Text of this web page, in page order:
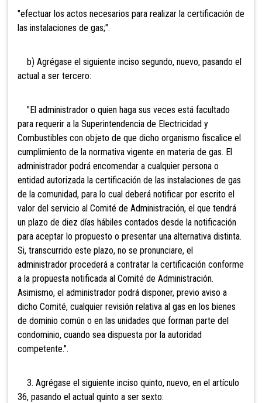
"efectuar los actos necesarios para realizar la certificación de
las instalaciones de gas;".
b) Agrégase el siguiente inciso segundo, nuevo, pasando el
actual a ser tercero:
"El administrador o quien haga sus veces está facultado
para requerir a la Superintendencia de Electricidad y
Combustibles con objeto de que dicho organismo fiscalice el
cumplimiento de la normativa vigente en materia de gas. El
administrador podrá encomendar a cualquier persona o
entidad autorizada la certificación de las instalaciones de gas
de la comunidad, para lo cual deberá notificar por escrito el
valor del servicio al Comité de Administración, el que tendrá
un plazo de diez días hábiles contados desde la notificación
para aceptar lo propuesto o presentar una alternativa distinta.
Si, transcurrido este plazo, no se pronunciare, el
administrador procederá a contratar la certificación conforme
a la propuesta notificada al Comité de Administración.
Asimismo, el administrador podrá disponer, previo aviso a
dicho Comité, cualquier revisión relativa al gas en los bienes
de dominio común o en las unidades que forman parte del
condominio, cuando sea dispuesta por la autoridad
competente.".
3. Agrégase el siguiente inciso quinto, nuevo, en el artículo
36, pasando el actual quinto a ser sexto: